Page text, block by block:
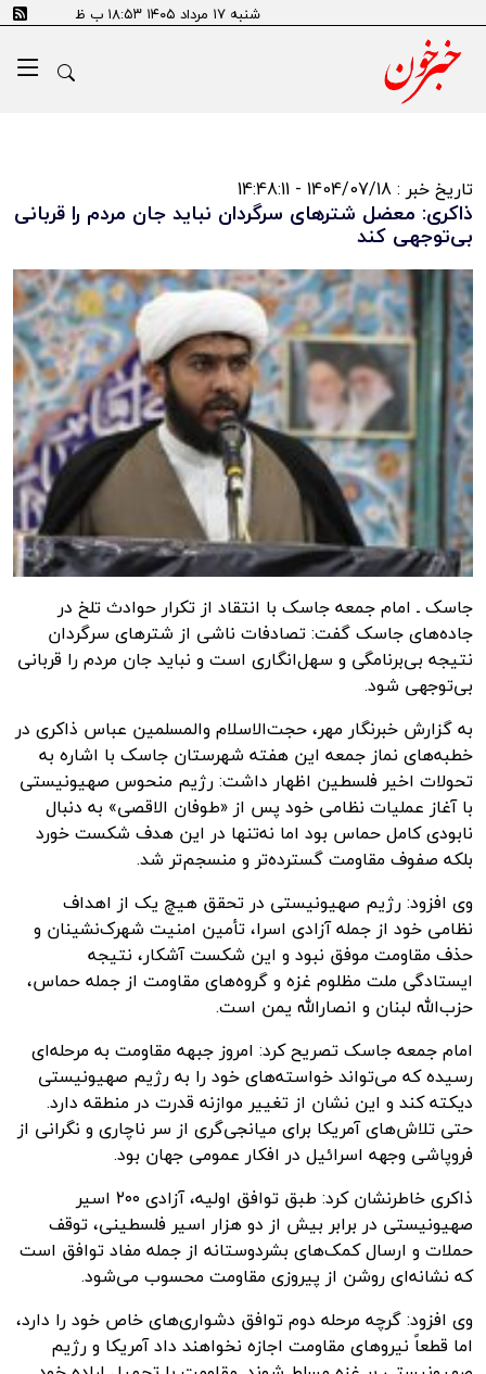
شنبه ۱۷ مرداد ۱۴۰۵ ۱۸:۵۳ ب ظ
تاریخ خبر : 1404/07/18 - 14:48:11
ذاکری: معضل شترهای سرگردان نباید جان مردم را قربانی
بی‌توجهی کند
جاسک ـ امام جمعه جاسک با انتقاد از تکرار حوادث تلخ در
جاده‌های جاسک گفت: تصادفات ناشی از شترهای سرگردان
نتیجه بی‌برنامگی و سهل‌انگاری است و نباید جان مردم را قربانی
بی‌توجهی شود.
به گزارش خبرنگار مهر، حجت‌الاسلام والمسلمین عباس ذاکری در
خطبه‌های نماز جمعه این هفته شهرستان جاسک با اشاره به
تحولات اخیر فلسطین اظهار داشت: رژیم منحوس صهیونیستی
با آغاز عملیات نظامی خود پس از «طوفان الاقصی» به دنبال
نابودی کامل حماس بود اما نه‌تنها در این هدف شکست خورد
بلکه صفوف مقاومت گسترده‌تر و منسجم‌تر شد.
وی افزود: رژیم صهیونیستی در تحقق هیچ‌ یک از اهداف
نظامی خود از جمله آزادی اسرا، تأمین امنیت شهرک‌نشینان و
حذف مقاومت موفق نبود و این شکست آشکار، نتیجه
ایستادگی ملت مظلوم غزه و گروه‌های مقاومت از جمله حماس،
حزب‌الله لبنان و انصارالله یمن است.
امام جمعه جاسک تصریح کرد: امروز جبهه مقاومت به مرحله‌ای
رسیده که می‌تواند خواسته‌های خود را به رژیم صهیونیستی
دیکته کند و این نشان از تغییر موازنه قدرت در منطقه دارد.
حتی تلاش‌های آمریکا برای میانجی‌گری از سر ناچاری و نگرانی از
فروپاشی وجهه اسرائیل در افکار عمومی جهان بود.
ذاکری خاطرنشان کرد: طبق توافق اولیه، آزادی ۲۰۰ اسیر
صهیونیستی در برابر بیش از دو هزار اسیر فلسطینی، توقف
حملات و ارسال کمک‌های بشردوستانه از جمله مفاد توافق است
که نشانه‌ای روشن از پیروزی مقاومت محسوب می‌شود.
وی افزود: گرچه مرحله دوم توافق دشواری‌های خاص خود را دارد،
اما قطعاً نیروهای مقاومت اجازه نخواهند داد آمریکا و رژیم